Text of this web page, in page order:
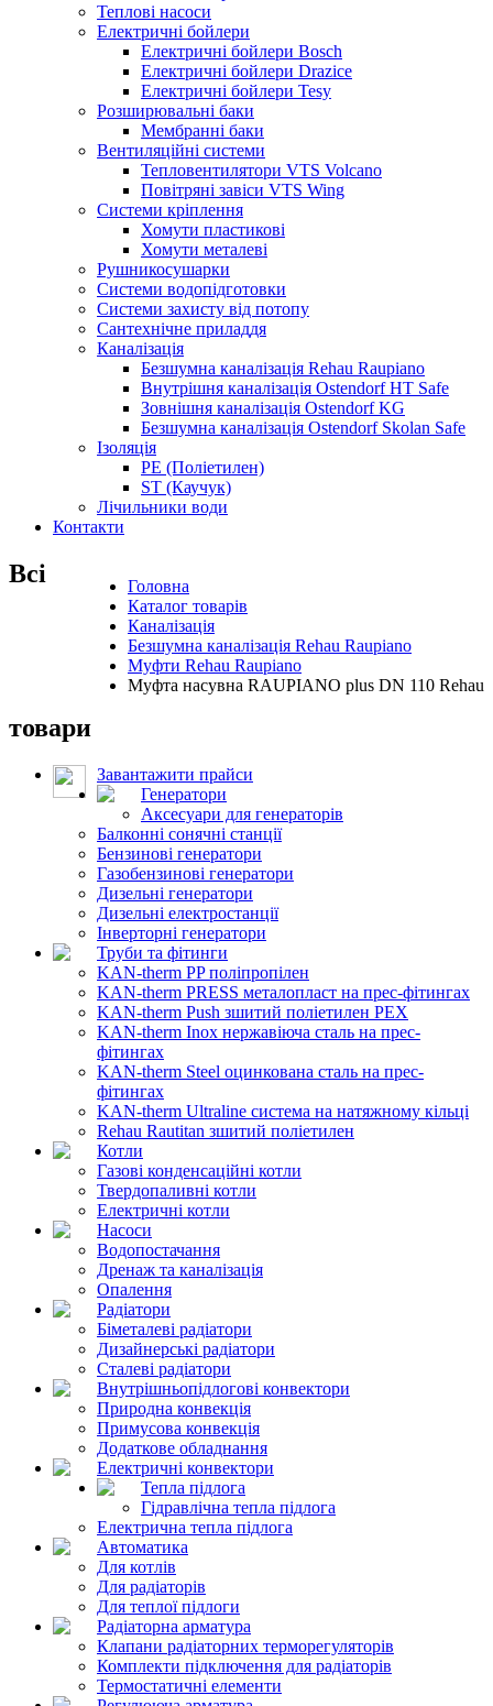
Теплові насоси
Електричні бойлери
Електричні бойлери Bosch
Електричні бойлери Drazice
Електричні бойлери Tesy
Розширювальні баки
Мембранні баки
Вентиляційні системи
Тепловентилятори VTS Volcano
Повітряні завіси VTS Wing
Системи кріплення
Хомути пластикові
Хомути металеві
Рушникосушарки
Системи водопідготовки
Системи захисту від потопу
Сантехнічне приладдя
Каналізація
Безшумна каналізація Rehau Raupiano
Внутрішня каналізація Ostendorf HT Safe
Зовнішня каналізація Ostendorf KG
Безшумна каналізація Ostendorf Skolan Safe
Ізоляція
PE (Поліетилен)
ST (Каучук)
Лічильники води
Контакти
Головна
Каталог товарів
Каналізація
Безшумна каналізація Rehau Raupiano
Муфти Rehau Raupiano
Муфта насувна RAUPIANO plus DN 110 Rehau
Всі
товари
Завантажити прайси
Генератори
Аксесуари для генераторів
Балконні сонячні станції
Бензинові генератори
Газобензинові генератори
Дизельні генератори
Дизельні електростанції
Інверторні генератори
Труби та фітинги
KAN-therm PP поліпропілен
KAN-therm PRESS металопласт на прес-фітингах
KAN-therm Push зшитий поліетилен PEX
KAN-therm Inox нержавіюча сталь на прес-
фітингах
KAN-therm Steel оцинкована сталь на прес-
фітингах
KAN-therm Ultraline система на натяжному кільці
Rehau Rautitan зшитий поліетилен
Котли
Газові конденсаційні котли
Твердопаливні котли
Електричні котли
Насоси
Водопостачання
Дренаж та каналізація
Опалення
Радіатори
Біметалеві радіатори
Дизайнерські радіатори
Сталеві радіатори
Внутрішньопідлогові конвектори
Природна конвекція
Примусова конвекція
Додаткове обладнання
Електричні конвектори
Тепла підлога
Гідравлічна тепла підлога
Електрична тепла підлога
Автоматика
Для котлів
Для радіаторів
Для теплої підлоги
Радіаторна арматура
Клапани радіаторних терморегуляторів
Комплекти підключення для радіаторів
Термостатичні елементи